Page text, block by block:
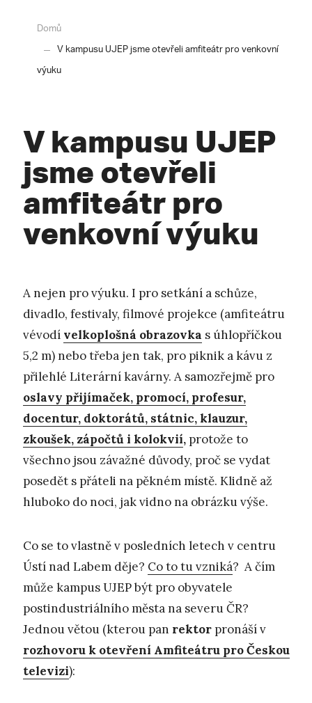
Domů
V kampusu UJEP jsme otevřeli amfiteátr pro venkovní
výuku
V kampusu UJEP
jsme otevřeli
amfiteátr pro
venkovní výuku
A nejen pro výuku. I pro setkání a schůze,
divadlo, festivaly, filmové projekce (amfiteátru
vévodí velkoplošná obrazovka s úhlopříčkou
5,2 m) nebo třeba jen tak, pro piknik a kávu z
přilehlé Literární kavárny. A samozřejmě pro
oslavy přijímaček, promocí, profesur,
docentur, doktorátů, státnic, klauzur,
zkoušek, zápočtů i kolokvií, protože to
všechno jsou závažné důvody, proč se vydat
posedět s přáteli na pěkném místě. Klidně až
hluboko do noci, jak vidno na obrázku výše.
Co se to vlastně v posledních letech v centru
Ústí nad Labem děje? Co to tu vzniká? A čím
může kampus UJEP být pro obyvatele
postindustriálního města na severu ČR?
Jednou větou (kterou pan rektor pronáší v
rozhovoru k otevření Amfiteátru pro Českou
televizi):